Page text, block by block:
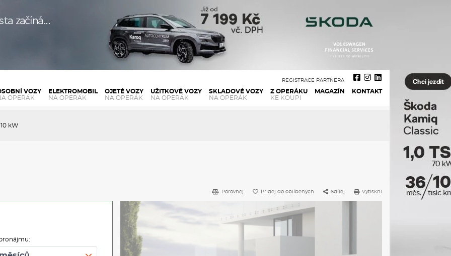
VOZY
OPERÁK
ELEKTROMOBIL
NA OPERÁK
OJETÉ VOZY
NA OPERÁK
UŽITKOVÉ VOZY
NA OPERÁK
SKLADOVÉ VOZY
NA OPERÁK
Z OPERÁKU
KE KOUPI
MAGAZÍN KONTAKT
REGISTRACE PARTNERA
kW
Porovnej Přidej do oblíbených Sdílej Vytiskni